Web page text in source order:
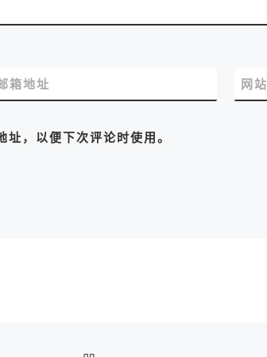
箱地址 网
，以便下次评论时使用。